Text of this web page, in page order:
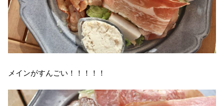
メインがすんごい！！！！！